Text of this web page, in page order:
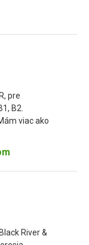
pre
B2.
viac ako
River &